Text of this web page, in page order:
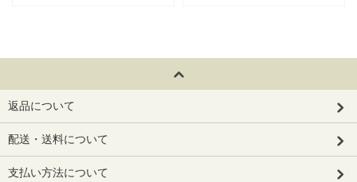
返品について
配送・送料について
支払い方法について